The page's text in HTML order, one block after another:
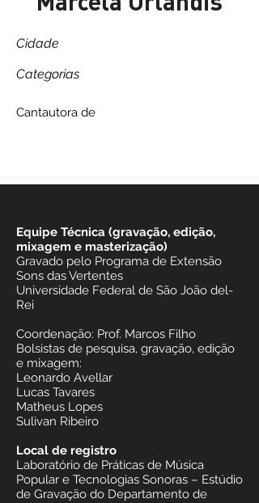
Cidade
Categorias
Cantautora de
Equipe Técnica (gravação, edição,
mixagem e masterização)
Gravado pelo Programa de Extensão
Sons das Vertentes
Universidade Federal de São João del-
Rei
Coordenação: Prof. Marcos Filho
Bolsistas de pesquisa, gravação, edição
e mixagem:
Leonardo Avellar
Lucas Tavares
Matheus Lopes
Sulivan Ribeiro
Local de registro
Laboratório de Práticas de Música
Popular e Tecnologias Sonoras – Estúdio
de Gravação do Departamento de